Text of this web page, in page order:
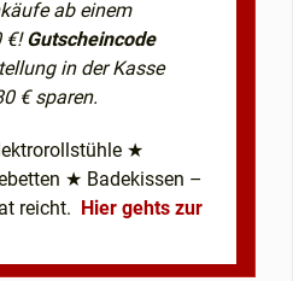
ab einem
€!Gutscheincode
in der Kasse
€ sparen.
★
★ Badekissen –
reicht.
Hier gehts zur